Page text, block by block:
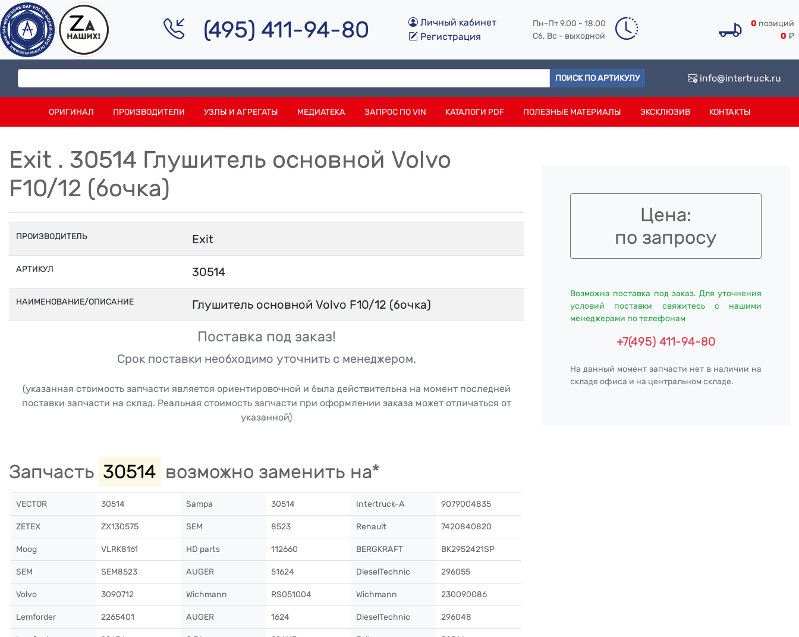
(495) 411-94-80
Личный кабинет
Регистрация
Пн-Пт 9.00 - 18.00
Сб, Вс - выходной
0 позиций
0 ₽
ПОИСК ПО АРТИКУЛУ info@intertruck.ru
ОРИГИНАЛ ПРОИЗВОДИТЕЛИ УЗЛЫ И АГРЕГАТЫ МЕДИАТЕКА ЗАПРОС ПО VIN КАТАЛОГИ PDF ПОЛЕЗНЫЕ МАТЕРИАЛЫ ЭКСКЛЮЗИВ КОНТАКТЫ
Exit . 30514 Глушитель основной Volvo
F10/12 (бочка)
ПРОИЗВОДИТЕЛЬ Exit
АРТИКУЛ 30514
НАИМЕНОВАНИЕ/ОПИСАНИЕ Глушитель основной Volvo F10/12 (бочка)
Поставка под заказ!
Срок поставки необходимо уточнить с менеджером.
(указанная стоимость запчасти является ориентировочной и была действительна на момент последней
поставки запчасти на склад. Реальная стоимость запчасти при оформлении заказа может отличаться от
указанной)
Запчасть 30514 возможно заменить на*
VECTOR 30514 Sampa 30514 Intertruck-A 9079004835
ZETEX ZX130575 SEM 8523 Renault 7420840820
Moog VLRK8161 HD parts 112660 BERGKRAFT BK2952421SP
SEM SEM8523 AUGER 51624 DieselTechnic 296055
Volvo 3090712 Wichmann RS051004 Wichmann 230090086
Lemforder 2265401 AUGER 1624 DieselTechnic 296048
Цена:
по запросу
Возможна поставка под заказ. Для уточнения
условий поставки свяжитесь с нашими
менеджерами по телефонам
+7(495) 411-94-80
На данный момент запчасти нет в наличии на
складе офиса и на центральном складе.